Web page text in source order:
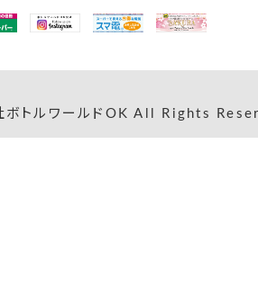
トルワールドOK All Rights